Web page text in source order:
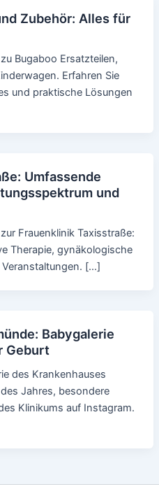
Zubehör: Alles für
Bugaboo Ersatzteilen,
Erfahren Sie
und praktische Lösungen
Umfassende
und
Frauenklinik Taxisstraße:
Therapie, gynäkologische
[…]
Babygalerie
Geburt
des Krankenhauses
Jahres, besondere
Klinikums auf Instagram.